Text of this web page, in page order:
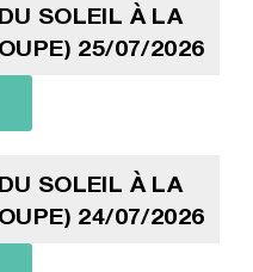
SOLEIL À LA
25/07/2026
SOLEIL À LA
24/07/2026